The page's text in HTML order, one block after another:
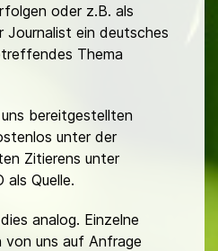
oder z.B. als
Journalist ein deutsches
Thema
bereitgestellten
unter der
Zitierens unter
als Quelle.
analog. Einzelne
von uns auf Anfrage